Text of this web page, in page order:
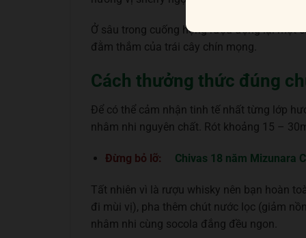
Ở sâu trong cuống họng rượu đọng lại một
đằm thắm của trái cây chín mọng.
Cách thưởng thức đúng
Để có thể cảm nhận tinh tế nhất từng lớp
nhâm nhi nguyên chất. Rót khoảng 15 –
Đừng bỏ lỡ: Chivas 18 năm Mizunara
Tất nhiên vì là rượu whisky nên bạn hoàn
đi mùi vị), pha thêm chút nước lọc (giảm
nhâm nhi cùng socola đắng đều ngon.